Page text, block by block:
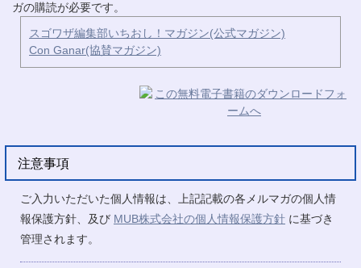
ガの購読が必要です。
スゴワザ編集部いちおし！マガジン(公式マガジン)
Con Ganar(協賛マガジン)
注意事項
ご入力いただいた個人情報は、上記記載の各メルマガの個人情
報保護方針、及び MUB株式会社の個人情報保護方針 に基づき
管理されます。